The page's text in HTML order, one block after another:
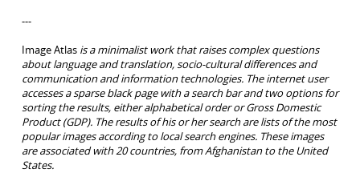
---
Image Atlas is a minimalist work that raises complex questions
about language and translation, socio-cultural differences and
communication and information technologies. The internet user
accesses a sparse black page with a search bar and two options for
sorting the results, either alphabetical order or Gross Domestic
Product (GDP). The results of his or her search are lists of the most
popular images according to local search engines. These images
are associated with 20 countries, from Afghanistan to the United
States.